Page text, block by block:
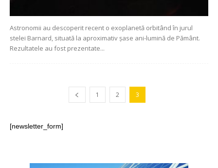
Astronomii au descoperit recent o exoplanetă orbitând în jurul
stelei Barnard, situată la aproximativ șase ani-lumină de Pământ.
Rezultatele au fost prezentate...
1 2 3
[newsletter_form]